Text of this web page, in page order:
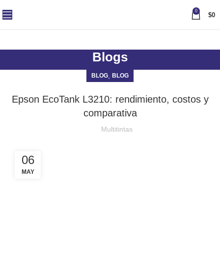
0
$0
Blogs
BLOG BLOG
Epson EcoTank L3210: rendimiento, costos y
comparativa
Multitintas
06
MAY